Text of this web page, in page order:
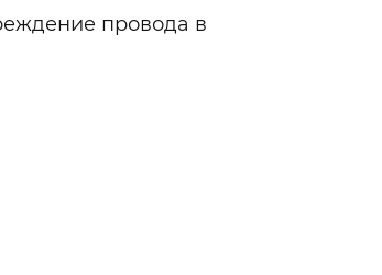
провода в